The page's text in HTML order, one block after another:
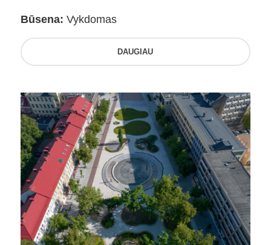
Būsena: Vykdomas
DAUGIAU